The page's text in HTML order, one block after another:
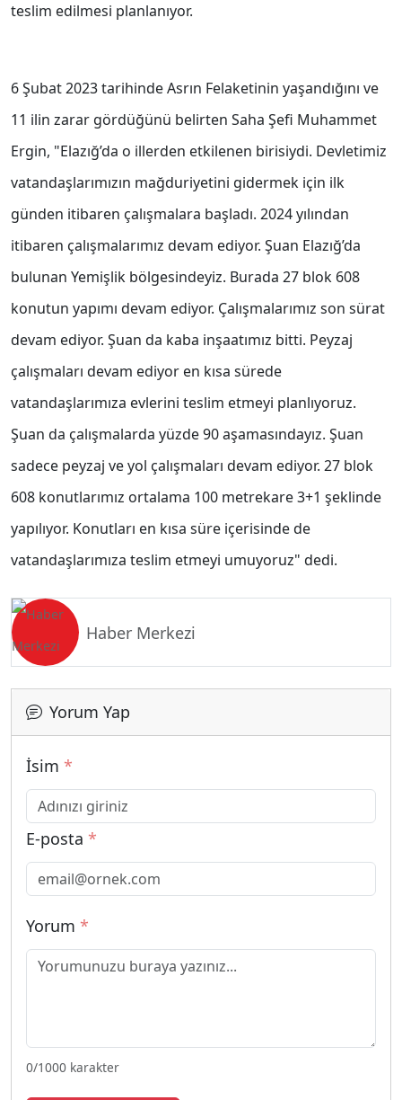
teslim edilmesi planlanıyor.
6 Şubat 2023 tarihinde Asrın Felaketinin yaşandığını ve
11 ilin zarar gördüğünü belirten Saha Şefi Muhammet
Ergin, "Elazığ’da o illerden etkilenen birisiydi. Devletimiz
vatandaşlarımızın mağduriyetini gidermek için ilk
günden itibaren çalışmalara başladı. 2024 yılından
itibaren çalışmalarımız devam ediyor. Şuan Elazığ’da
bulunan Yemişlik bölgesindeyiz. Burada 27 blok 608
konutun yapımı devam ediyor. Çalışmalarımız son sürat
devam ediyor. Şuan da kaba inşaatımız bitti. Peyzaj
çalışmaları devam ediyor en kısa sürede
vatandaşlarımıza evlerini teslim etmeyi planlıyoruz.
Şuan da çalışmalarda yüzde 90 aşamasındayız. Şuan
sadece peyzaj ve yol çalışmaları devam ediyor. 27 blok
608 konutlarımız ortalama 100 metrekare 3+1 şeklinde
yapılıyor. Konutları en kısa süre içerisinde de
vatandaşlarımıza teslim etmeyi umuyoruz" dedi.
Haber Merkezi
Yorum Yap
İsim *
E-posta *
Yorum *
0/1000 karakter